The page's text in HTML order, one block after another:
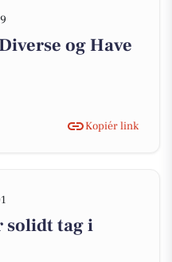
og Have
Kopiér link
solidt tag i